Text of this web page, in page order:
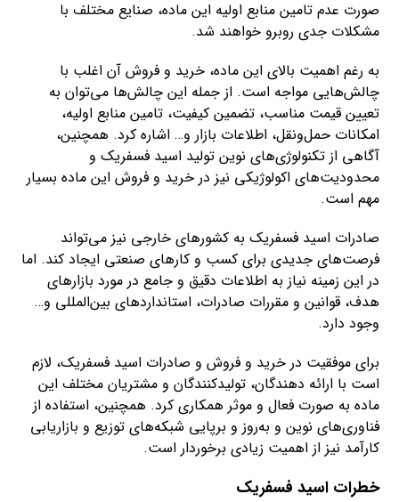
صورت عدم تامین منابع اولیه این ماده، صنایع مختلف با
مشکلات جدی روبرو خواهند شد.
به رغم اهمیت بالای این ماده، خرید و فروش آن اغلب با
چالش‌هایی مواجه است. از جمله این چالش‌ها می‌توان به
تعیین قیمت مناسب، تضمین کیفیت، تامین منابع اولیه،
امکانات حمل‌ونقل، اطلاعات بازار و… اشاره کرد. همچنین،
آگاهی از تکنولوژی‌های نوین تولید اسید فسفریک و
محدودیت‌های اکولوژیکی نیز در خرید و فروش این ماده بسیار
مهم است.
صادرات اسید فسفریک به کشورهای خارجی نیز می‌تواند
فرصت‌های جدیدی برای کسب و کارهای صنعتی ایجاد کند. اما
در این زمینه نیاز به اطلاعات دقیق و جامع در مورد بازارهای
هدف، قوانین و مقررات صادرات، استانداردهای بین‌المللی و…
وجود دارد.
برای موفقیت در خرید و فروش و صادرات اسید فسفریک، لازم
است با ارائه دهندگان، تولیدکنندگان و مشتریان مختلف این
ماده به صورت فعال و موثر همکاری کرد. همچنین، استفاده از
فناوری‌های نوین و به‌روز و برپایی شبکه‌های توزیع و بازاریابی
کارآمد نیز از اهمیت زیادی برخوردار است.
خطرات اسید فسفریک